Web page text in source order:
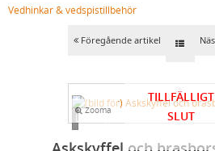
LINOLJEFÄRGER
VITA KULÖRER
GULA KULÖRER
RÖDA KULÖRER
GRÖNA KULÖRER
MATTA LINOLJEFÄRGER
KONSTNÄRSFÄRGER
GULT/ORANGE
LACK, LASYRER, FERNISSOR &
LINOLJESÅPA OCH MÅLARTVÄTT
KLASSISKA KLÄDER
RESISTANT WORK WEAR
JACKOR, ANORAKER OCH
BADRUM & KÖK (KRANAR &
TVÄTTSTÄLLSBLANDARE
BADKARSBLANDARE
DUSCHAR OCH DUSCHBLANDARE
DÖRRHANDTAG MÄSSING
DÖRRHANDTAG NICKEL
DÖRRHANDTAG LÅNGSKYLT
YTTERDÖRRSHANDTAG
HANDTAG YTTERDÖRR OVAL
HANDTAG YTTERDÖRR (ASSA
KLASSISKA SPANJOLETTHANDTAG
KLASSISKA SPANJOLETTHANDTAG
FÖNSTERBESLAG &
Vedhinkar & vedspistillbehör
Föregående artikel
Loading...
Zooma
TILLFÄLLIGT
SLUT